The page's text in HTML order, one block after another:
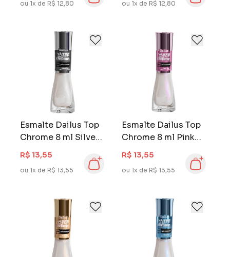
ou 1x de R$ 12,80 ou 1x de R$ 12,80
Esmalte Dailus Top
Chrome 8 ml Silver
Top
R$ 13,55
ou 1x de R$ 13,55
Esmalte Dailus Top
Chrome 8 ml Pink
Top
R$ 13,55
ou 1x de R$ 13,55